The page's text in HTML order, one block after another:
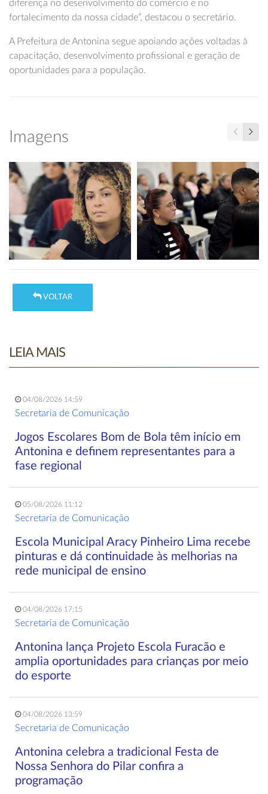
diferença no desenvolvimento do comércio e no
fortalecimento da nossa cidade”, destacou o secretário.
A Prefeitura de Antonina segue apoiando ações voltadas à
capacitação, desenvolvimento profissional e geração de
oportunidades para a população.
Imagens
VOLTAR
LEIA MAIS
04/08/2026 14:59
Secretaria de Comunicação
Jogos Escolares Bom de Bola têm início em
Antonina e definem representantes para a
fase regional
05/08/2026 11:12
Secretaria de Comunicação
Escola Municipal Aracy Pinheiro Lima recebe
pinturas e dá continuidade às melhorias na
rede municipal de ensino
04/08/2026 17:15
Secretaria de Comunicação
Antonina lança Projeto Escola Furacão e
amplia oportunidades para crianças por meio
do esporte
04/08/2026 13:59
Secretaria de Comunicação
Antonina celebra a tradicional Festa de
Nossa Senhora do Pilar confira a
programação